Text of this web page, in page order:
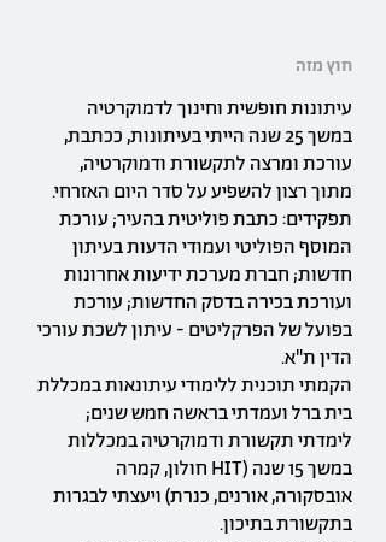
חוץ מזה
עיתונות חופשית וחינוך לדמוקרטיה
במשך 25 שנה הייתי בעיתונות, ככתבת,
עורכת ומרצה לתקשורת ודמוקרטיה,
מתוך רצון להשפיע על סדר היום האזרחי.
תפקידים: כתבת פוליטית בהעיר; עורכת
המוסף הפוליטי ועמודי הדעות בעיתון
חדשות; חברת מערכת ידיעות אחרונות
ועורכת בכירה בדסק החדשות; עורכת
בפועל של הפרקליטים - עיתון לשכת עורכי
הדין ת"א.
הקמתי תוכנית ללימודי עיתונאות במכללת
בית ברל ועמדתי בראשה חמש שנים;
לימדתי תקשורת ודמוקרטיה במכללות
במשך 15 שנה (HIT חולון, קמרה
אובסקורה, אורנים, כנרת) ויעצתי לבגרות
בתקשורת בתיכון.